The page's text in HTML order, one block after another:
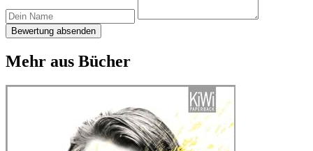
Bewertung absenden
Mehr aus Bücher